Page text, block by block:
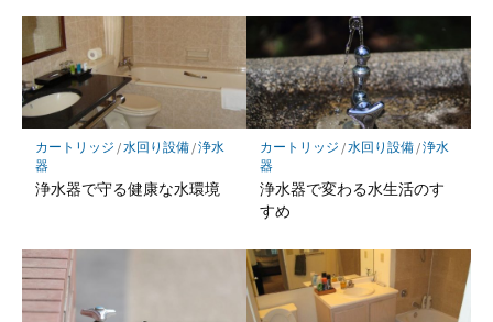
カートリッジ /水回り設備/浄水
器
浄水器で守る健康な水環境
カートリッジ /水回り設備/浄水
器
浄水器で変わる水生活のす
すめ